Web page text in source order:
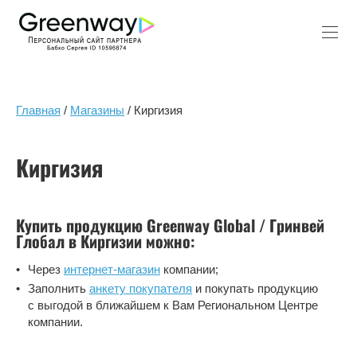
Главная / Магазины / Киргизия
Киргизия
Купить продукцию Greenway Global / Гринвей
Глобал в Киргизии можно:
Через интернет-магазин компании;
Заполнить анкету покупателя и покупать продукцию
с выгодой в ближайшем к Вам Региональном Центре
компании.